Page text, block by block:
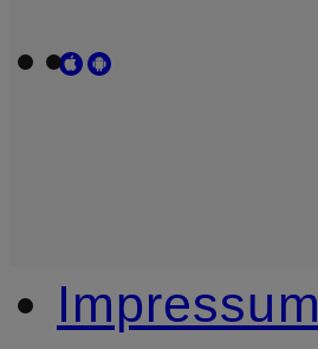
Impressum